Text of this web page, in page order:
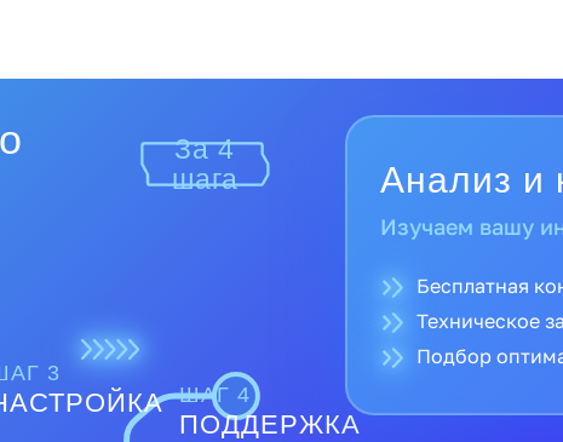
За 4
шага
3
ШАГ 4
ПОДДЕРЖКА
Поставка
Прямые
Полная